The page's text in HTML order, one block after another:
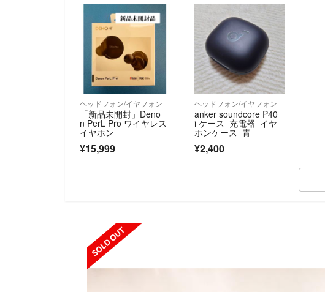
ヘッドフォン/イヤフォン
「新品未開封」Deno
n PerL Pro ワイヤレス
イヤホン
¥15,999
ヘッドフォン/イヤフォン
anker soundcore P40
i ケース 充電器 イヤ
ホンケース 青
¥2,400